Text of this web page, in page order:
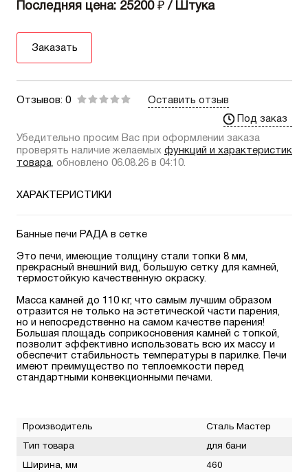
Последняя цена: 25200 ₽ / Штука
Заказать
Отзывов: 0
Оставить отзыв
Под заказ
Убедительно просим Вас при оформлении заказа
проверять наличие желаемых функций и характеристик
товара, обновлено 06.08.26 в 04:10.
ХАРАКТЕРИСТИКИ
Банные печи РАДА в сетке
Это печи, имеющие толщину стали топки 8 мм,
прекрасный внешний вид, большую сетку для камней,
термостойкую качественную окраску.
Масса камней до 110 кг, что самым лучшим образом
отразится не только на эстетической части парения,
но и непосредственно на самом качестве парения!
Большая площадь соприкосновения камней с топкой,
позволит эффективно использовать всю их массу и
обеспечит стабильность температуры в парилке. Печи
имеют преимущество по теплоемкости перед
стандартными конвекционными печами.
Производитель Сталь Мастер
Тип товара для бани
Ширина, мм 460